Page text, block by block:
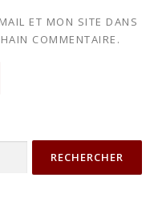
ET MON SITE DANS
COMMENTAIRE.